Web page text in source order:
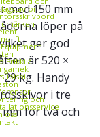
Equipment
Erikkilä
och
oss
med 150 mm
löper på
ger god
är 520 ×
29 kg. Handy
i tre
för två och